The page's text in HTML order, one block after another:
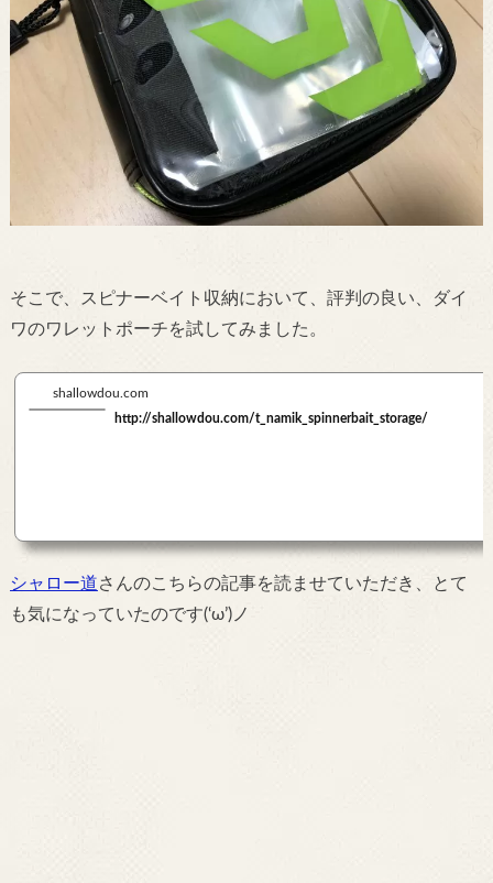
そこで、スピナーベイト収納において、評判の良い、ダイ
ワのワレットポーチを試してみました。
shallowdou.com
http://shallowdou.com/t_namik_spinnerbait_storage/
シャロー道さんのこちらの記事を読ませていただき、とて
も気になっていたのです(‘ω’)ノ